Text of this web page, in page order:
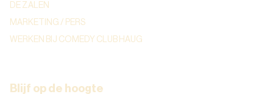
DE ZALEN
MARKETING / PERS
WERKEN BIJ COMEDY CLUB HAUG
Blijf op de hoogte